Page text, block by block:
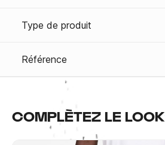
Type de produit
Référence
COMPLÈTEZ LE LOOK